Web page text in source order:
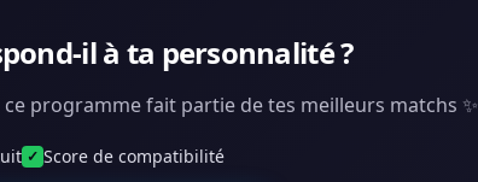
il à ta personnalité ?
programme fait partie de tes meilleurs matchs ✨
✓ Score de compatibilité